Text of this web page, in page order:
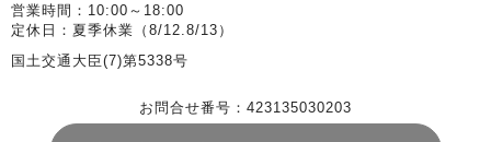
営業時間：10:00～18:00
定休日：夏季休業（8/12.8/13）
国土交通大臣(7)第5338号
お問合せ番号：423135030203